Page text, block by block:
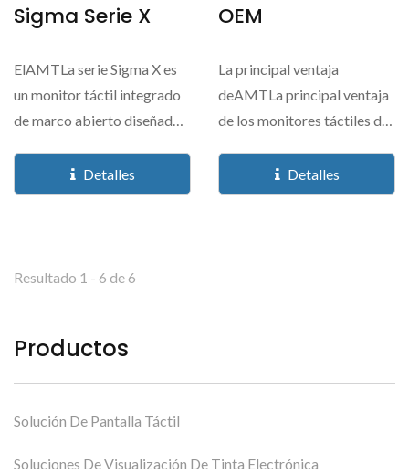
Sigma Serie X
ElAMTLa serie Sigma X es
un monitor táctil integrado
de marco abierto diseñado
Detalles
OEM
La principal ventaja
deAMTLa principal ventaja
de los monitores táctiles de
Detalles
Resultado 1 - 6 de 6
Productos
Solución De Pantalla Táctil
Soluciones De Visualización De Tinta Electrónica